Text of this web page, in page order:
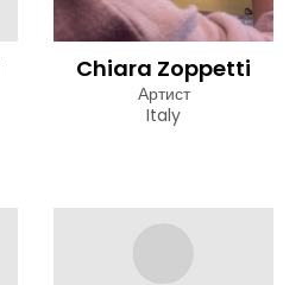
Chiara Zoppetti
Артист
Italy